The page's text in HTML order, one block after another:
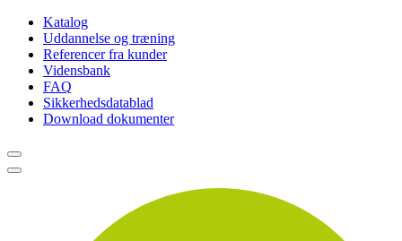
Katalog
Uddannelse og træning
Referencer fra kunder
Vidensbank
FAQ
Sikkerhedsdatablad
Download dokumenter